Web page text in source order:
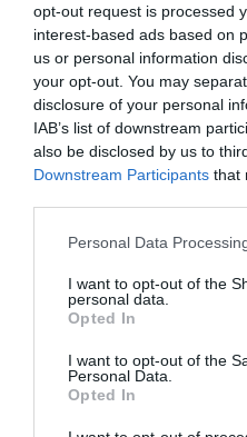
opt-out request is processed
interest-based ads based on
us or personal information
your opt-out. You may
disclosure of your personal
IAB’s list of downstream
also be disclosed by us to
Downstream Participants that
Personal Data
I want to opt-out of the
personal data.
Opted In
I want to opt-out of the
Personal Data.
Opted In